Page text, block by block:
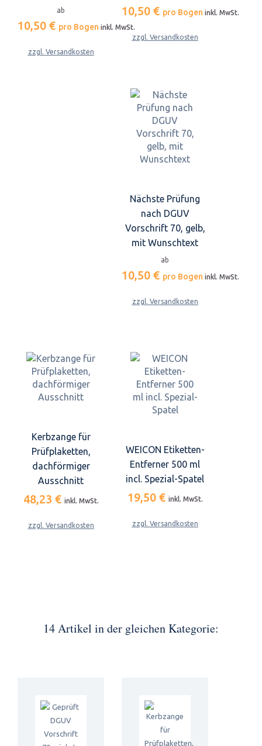
ab
10,50 € pro Bogen inkl. MwSt.
zzgl. Versandkosten
10,50 € pro Bogen inkl. MwSt.
zzgl. Versandkosten
Nächste Prüfung
nach DGUV
Vorschrift 70, gelb,
mit Wunschtext
ab
10,50 € pro Bogen inkl. MwSt.
zzgl. Versandkosten
Kerbzange für
Prüfplaketten,
dachförmiger
Ausschnitt
48,23 € inkl. MwSt.
zzgl. Versandkosten
WEICON Etiketten-
Entferner 500 ml
incl. Spezial-Spatel
19,50 € inkl. MwSt.
zzgl. Versandkosten
14 Artikel in der gleichen Kategorie: